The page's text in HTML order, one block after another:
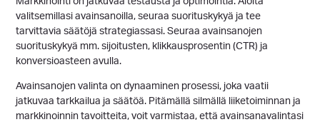
valitsemillasi avainsanoilla, seuraa suorituskykyä ja tee
tarvittavia säätöjä strategiassasi. Seuraa avainsanojen
suorituskykyä mm. sijoitusten, klikkausprosentin (CTR) ja
konversioasteen avulla.
Avainsanojen valinta on dynaaminen prosessi, joka vaatii
jatkuvaa tarkkailua ja säätöä. Pitämällä silmällä liiketoiminnan ja
markkinoinnin tavoitteita, voit varmistaa, että avainsanavalintasi